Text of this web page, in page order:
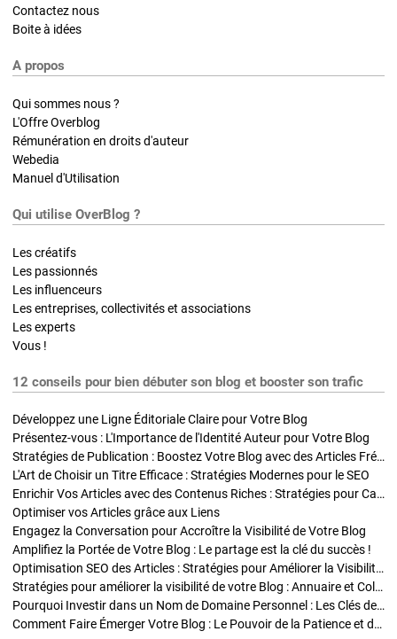
Contactez nous
Boite à idées
A propos
Qui sommes nous ?
L'Offre Overblog
Rémunération en droits d'auteur
Webedia
Manuel d'Utilisation
Qui utilise OverBlog ?
Les créatifs
Les passionnés
Les influenceurs
Les entreprises, collectivités et associations
Les experts
Vous !
12 conseils pour bien débuter son blog et booster son trafic
Développez une Ligne Éditoriale Claire pour Votre Blog
Présentez-vous : L'Importance de l'Identité Auteur pour Votre Blog
Stratégies de Publication : Boostez Votre Blog avec des Articles Fréquents et Exclusifs
L'Art de Choisir un Titre Efficace : Stratégies Modernes pour le SEO
Enrichir Vos Articles avec des Contenus Riches : Stratégies pour Captiver et Optimiser
Optimiser vos Articles grâce aux Liens
Engagez la Conversation pour Accroître la Visibilité de Votre Blog
Amplifiez la Portée de Votre Blog : Le partage est la clé du succès !
Optimisation SEO des Articles : Stratégies pour Améliorer la Visibilité de Votre Blog
Stratégies pour améliorer la visibilité de votre Blog : Annuaire et Collaborations
Pourquoi Investir dans un Nom de Domaine Personnel : Les Clés de la Réussite de Votre Blog
Comment Faire Émerger Votre Blog : Le Pouvoir de la Patience et de la Persévérance